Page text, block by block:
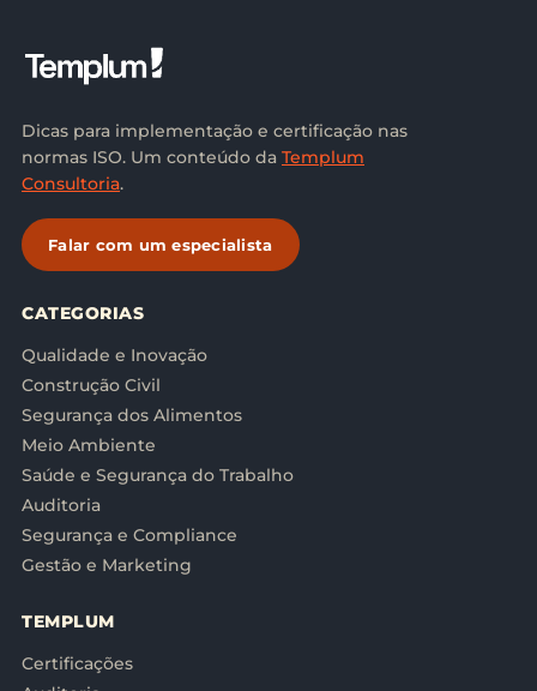
Dicas para implementação e certificação nas
normas ISO. Um conteúdo da Templum
Consultoria.
Falar com um especialista
CATEGORIAS
Qualidade e Inovação
Construção Civil
Segurança dos Alimentos
Meio Ambiente
Saúde e Segurança do Trabalho
Auditoria
Segurança e Compliance
Gestão e Marketing
TEMPLUM
Certificações